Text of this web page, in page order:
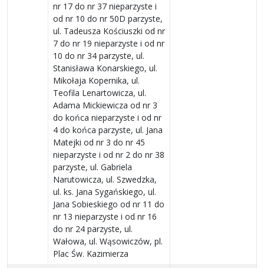
nr 17 do nr 37 nieparzyste i
od nr 10 do nr 50D parzyste,
ul. Tadeusza Kościuszki od nr
7 do nr 19 nieparzyste i od nr
10 do nr 34 parzyste, ul.
Stanisława Konarskiego, ul.
Mikołaja Kopernika, ul.
Teofila Lenartowicza, ul.
Adama Mickiewicza od nr 3
do końca nieparzyste i od nr
4 do końca parzyste, ul. Jana
Matejki od nr 3 do nr 45
nieparzyste i od nr 2 do nr 38
parzyste, ul. Gabriela
Narutowicza, ul. Szwedzka,
ul. ks. Jana Sygańskiego, ul.
Jana Sobieskiego od nr 11 do
nr 13 nieparzyste i od nr 16
do nr 24 parzyste, ul.
Wałowa, ul. Wąsowiczów, pl.
Plac Św. Kazimierza